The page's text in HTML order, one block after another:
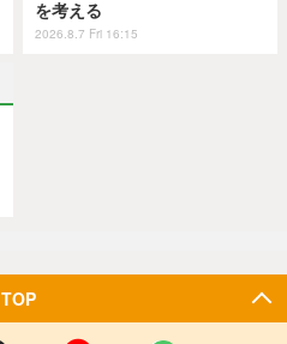
を考える
2026.8.7 Fri 16:15
TOP